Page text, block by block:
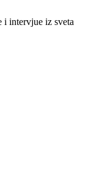
i intervjue iz sveta